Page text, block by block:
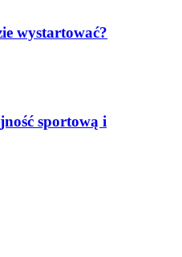
wystartować?
sportową i